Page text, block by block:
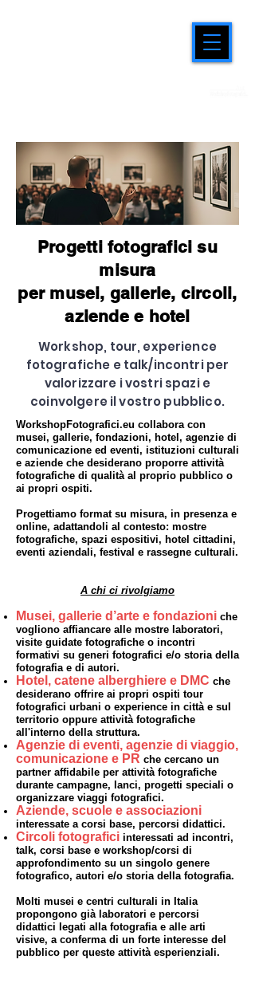
Progetti fotografici su
misura
per musei, gallerie, circoli,
aziende e hotel
Workshop, tour, experience
fotografiche e talk/incontri per
valorizzare i vostri spazi e
coinvolgere il vostro pubblico.
WorkshopFotografici.eu collabora con
musei, gallerie, fondazioni, hotel, agenzie di
comunicazione ed eventi, istituzioni culturali
e aziende che desiderano proporre attività
fotografiche di qualità al proprio pubblico o
ai propri ospiti.
Progettiamo format su misura, in presenza e
online, adattandoli al contesto: mostre
fotografiche, spazi espositivi, hotel cittadini,
eventi aziendali, festival e rassegne culturali.
A chi ci rivolgiamo
Musei, gallerie d’arte e fondazioni che
vogliono affiancare alle mostre laboratori,
visite guidate fotografiche o incontri
formativi su generi fotografici e/o storia della
fotografia e di autori.
Hotel, catene alberghiere e DMC che
desiderano offrire ai propri ospiti tour
fotografici urbani o experience in città e sul
territorio oppure attività fotografiche
all'interno della struttura.
Agenzie di eventi, agenzie di viaggio,
comunicazione e PR che cercano un
partner affidabile per attività fotografiche
durante campagne, lanci, progetti speciali o
organizzare viaggi fotografici.
Aziende, scuole e associazioni
interessate a corsi base, percorsi didattici.
Circoli fotografici interessati ad incontri,
talk, corsi base e workshop/corsi di
approfondimento su un singolo genere
fotografico, autori e/o storia della fotografia.
Molti musei e centri culturali in Italia
propongono già laboratori e percorsi
didattici legati alla fotografia e alle arti
visive, a conferma di un forte interesse del
pubblico per queste attività esperienziali.